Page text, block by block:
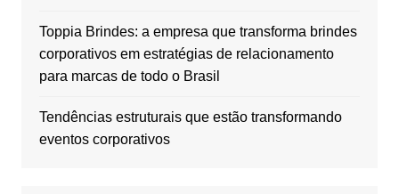
Toppia Brindes: a empresa que transforma brindes
corporativos em estratégias de relacionamento
para marcas de todo o Brasil
Tendências estruturais que estão transformando
eventos corporativos